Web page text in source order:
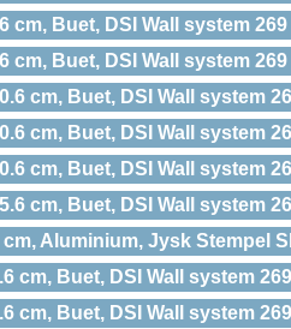
cm, Buet, DSI Wall system 269
cm, Buet, DSI Wall system 269
cm, Buet, DSI Wall system
cm, Buet, DSI Wall system
cm, Buet, DSI Wall system
cm, Buet, DSI Wall system
cm, Aluminium, Jysk Stempel
cm, Buet, DSI Wall system 269
cm, Buet, DSI Wall system 269